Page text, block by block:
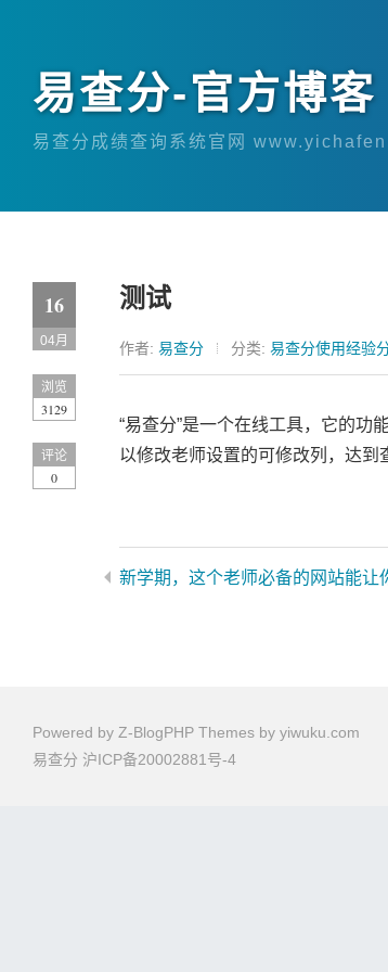
易查分-官方博客
易查分成绩查询系统官网
测试
16
04月 作者: 易查分 分类: 易查分使用经验
“易查分”是一个在线工具，它的
以修改老师设置的可修改列，达
浏览
3129
评论
0
Powered by Z-BlogPHP Themes by yiwuku.com
易查分 沪ICP备20002881号-4